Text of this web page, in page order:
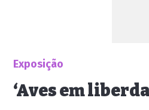
Exposição
‘Aves em